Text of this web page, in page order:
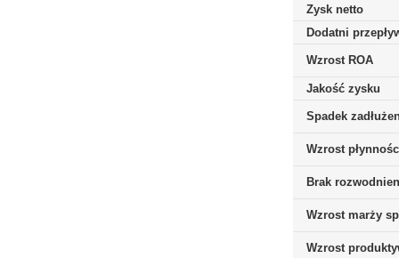
Zysk netto
Dodatni
Wzrost ROA
Jakość zysku
Spadek
Wzrost
Brak
Wzrost marży
Wzrost